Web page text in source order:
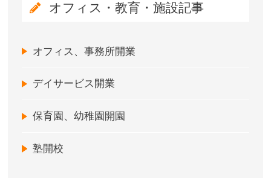
オフィス・教育・施設記事
オフィス、事務所開業
デイサービス開業
保育園、幼稚園開園
塾開校